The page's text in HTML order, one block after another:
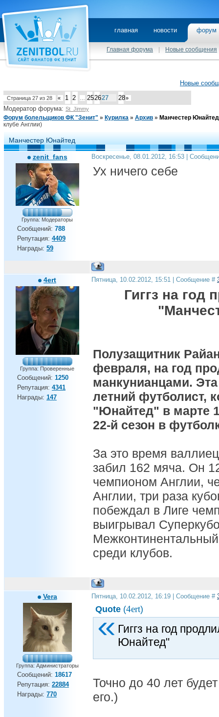
главная новости
Главная форума Новые сообщения
Новые
Страница 27 из 28 « 1 2 252627 28»
Модератор форума: St_Jimmy
Форум болельщиков ФК "Зенит" » Курилка » Архив » Манчестер Юнайтед
клубе Англии)
Манчестер Юнайтед
zenit_fans
Группа: Модераторы
Сообщений: 788
Репутация: 4409
Награды: 59
Воскресенье, 08.01.2012, 16:53 |
Ух ничего себе
4ert
Группа: Проверенные
Сообщений: 1250
Репутация: 4341
Награды: 147
Пятница, 10.02.2012, 15:51 | Сообщение #
Гиггз на год
Полузащитник
февраля, на год
манкунианцами. Эта
летний футболист,
"Юнайтед" в марте
22-й сезон в
За это время
забил 162 мяча. Он
чемпионом Англии,
Англии, три раза
побеждал в Лиге
выигрывал
среди клубов.
Vera
Группа: Администраторы
Сообщений: 18617
Репутация: 22884
Награды: 770
Пятница, 10.02.2012, 16:19 | Сообщение #
Quote (4ert)
Гиггз на год
Юнайтед"
Точно до 40 лет
его.)